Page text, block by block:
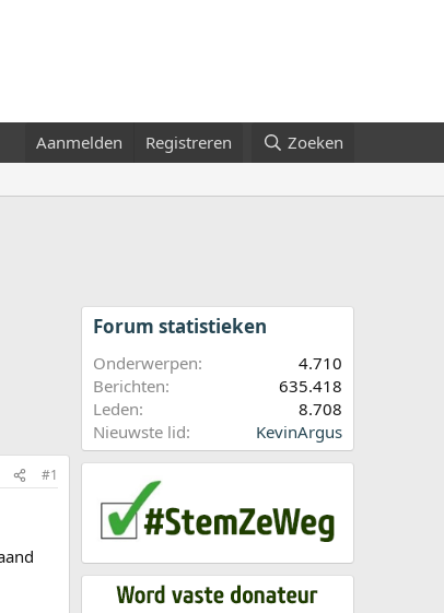
Aanmelden Registreren Zoeken
#1
Forum statistieken
Onderwerpen
4.710
Berichten
635.418
Leden
8.708
Nieuwste lid
KevinArgus